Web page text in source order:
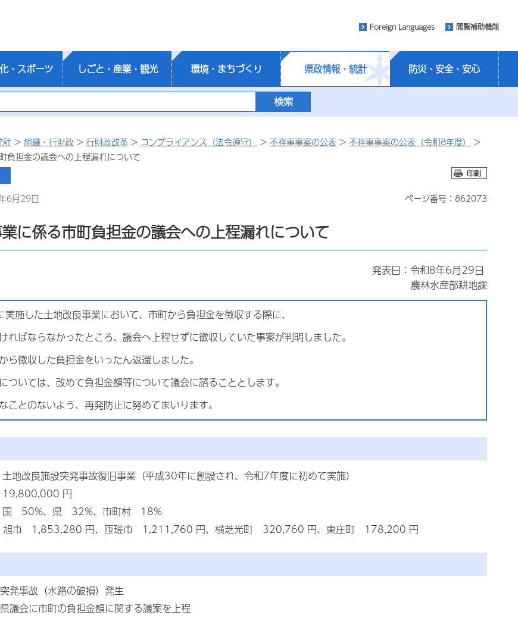
Foreign Languages 閲覧補助機能
・スポーツ しごと・産業・観光 環境・まちづくり 県政情報・統計 防災・安全・安心
計 > 組織・行財政 > 行財政改革 > コンプライアンス（法令遵守） > 不祥事事案の公表 > 不祥事事案の公表（令和8年度）
>
負担金の議会への上程漏れについて
6月29日 ページ番号：862073
に係る市町負担金の議会への上程漏れについて
発表日：令和8年6月29日
農林水産部耕地課
施した土地改良事業において、市町から負担金を徴収する際に、
ればならなかったところ、議会へ上程せずに徴収していた事案が判明しました。
ら徴収した負担金をいったん返還しました。
ついては、改めて負担金額等について議会に諮ることとします。
ことのないよう、再発防止に努めてまいります。
改良施設突発事故復旧事業（平成30年に創設され、令和7年度に初めて実施）
円
50%、県 32%、市町村 18%
旭市 1,853,280 円、匝瑳市 1,211,760 円、横芝光町 320,760 円、東庄町 178,200 円
事故（水路の破損）発生
会に市町の負担金額に関する議案を上程